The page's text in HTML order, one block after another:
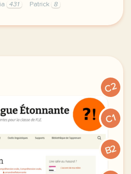
431 Patrick 8
to be alive un tube legendaire
C2
C1
B2